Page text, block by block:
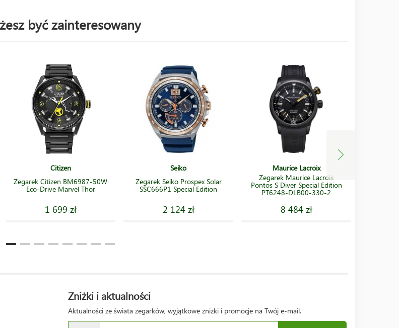
być zainteresowany
Citizen
Zegarek Citizen BM6987-50W
Eco-Drive Marvel Thor
1 699 zł
Seiko
Zegarek Seiko Prospex Solar
SSC666P1 Special Edition
2 124 zł
Maurice Lacroix
Zegarek Maurice Lacroix
Pontos S Diver Special Edition
PT6248-DLB00-330-2
8 484 zł
Zniżki i aktualności
Aktualności ze świata zegarków, wyjątkowe zniżki i promocje na Twój e-mail.